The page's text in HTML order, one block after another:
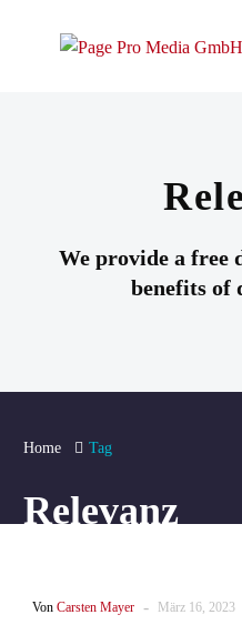
We provide a free
benefits of
Home Tag
Relevanz
Von Carsten Mayer - März 16, 2023